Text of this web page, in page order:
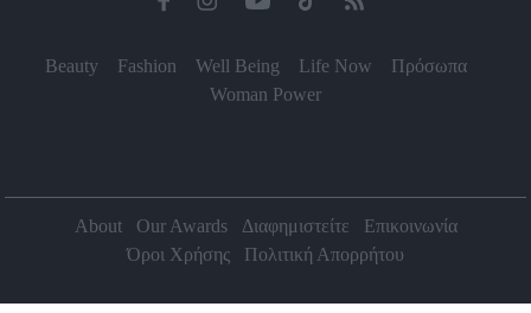
Beauty Fashion Well Being Life Now
Πρόσωπα
Woman Power
About Our Awards Διαφημιστείτε
Επικοινωνία
Όροι Χρήσης
Πολιτική Απορρήτου